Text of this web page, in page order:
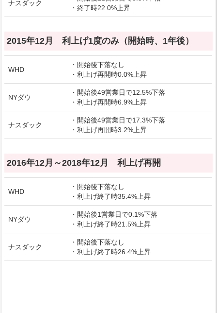
ナスダック
・終了時22.0%上昇
2015年12月 利上げ1度のみ（開始時、1年後）
WHD
・開始後下落なし
・利上げ再開時0.0%上昇
NYダウ
・開始後49営業日で12.5%下落
・利上げ再開時6.9%上昇
ナスダック
・開始後49営業日で17.3%下落
・利上げ再開時3.2%上昇
2016年12月～2018年12月 利上げ再開
WHD
・開始後下落なし
・利上げ終了時35.4%上昇
NYダウ
・開始後1営業日で0.1%下落
・利上げ終了時21.5%上昇
ナスダック
・開始後下落なし
・利上げ終了時26.4%上昇